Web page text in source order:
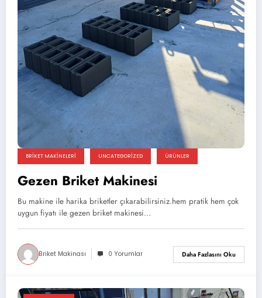
BRIKET MAKINELERI UNCATEGORIZED ÜRÜNLER
Gezen Briket Makinesi
Bu makine ile harika briketler çıkarabilirsiniz.hem pratik hem çok
uygun fiyatı ile gezen briket makinesi…
Briket Makinası 0 Yorumlar Daha Fazlasını Oku